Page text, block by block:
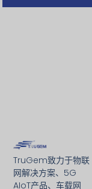
TruGem致力于物联
网解决方案、5G
AIoT产品、车载网